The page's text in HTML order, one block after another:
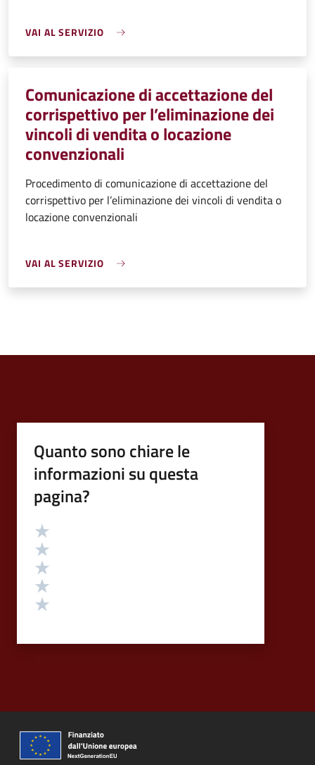
VAI AL SERVIZIO
Comunicazione di accettazione del
corrispettivo per l’eliminazione dei
vincoli di vendita o locazione
convenzionali
Procedimento di comunicazione di accettazione del
corrispettivo per l’eliminazione dei vincoli di vendita o
locazione convenzionali
VAI AL SERVIZIO
Quanto sono chiare le
informazioni su questa
pagina?
Valutazione